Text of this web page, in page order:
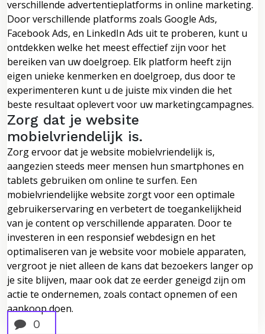
verschillende advertentieplatforms in online marketing.
Door verschillende platforms zoals Google Ads,
Facebook Ads, en LinkedIn Ads uit te proberen, kunt u
ontdekken welke het meest effectief zijn voor het
bereiken van uw doelgroep. Elk platform heeft zijn
eigen unieke kenmerken en doelgroep, dus door te
experimenteren kunt u de juiste mix vinden die het
beste resultaat oplevert voor uw marketingcampagnes.
Zorg dat je website
mobielvriendelijk is.
Zorg ervoor dat je website mobielvriendelijk is,
aangezien steeds meer mensen hun smartphones en
tablets gebruiken om online te surfen. Een
mobielvriendelijke website zorgt voor een optimale
gebruikerservaring en verbetert de toegankelijkheid
van je content op verschillende apparaten. Door te
investeren in een responsief webdesign en het
optimaliseren van je website voor mobiele apparaten,
vergroot je niet alleen de kans dat bezoekers langer op
je site blijven, maar ook dat ze eerder geneigd zijn om
actie te ondernemen, zoals contact opnemen of een
aankoop doen.
0